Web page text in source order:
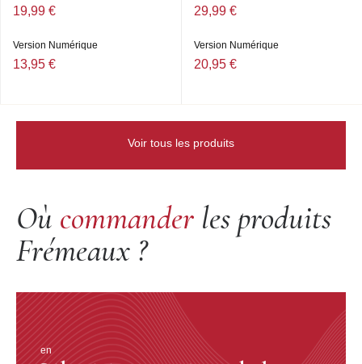
19,99 €
Version Numérique
13,95 €
29,99 €
Version Numérique
20,95 €
Voir tous les produits
Où commander les produits
Frémeaux ?
en